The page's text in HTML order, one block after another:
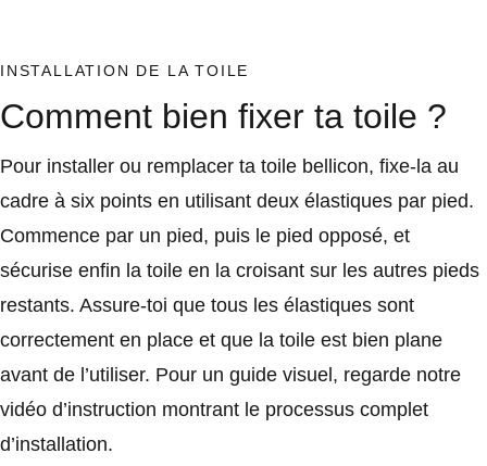
INSTALLATION DE LA TOILE
Comment bien fixer ta toile ?
Pour installer ou remplacer ta toile bellicon, fixe-la au
cadre à six points en utilisant deux élastiques par pied.
Commence par un pied, puis le pied opposé, et
sécurise enfin la toile en la croisant sur les autres pieds
restants. Assure-toi que tous les élastiques sont
correctement en place et que la toile est bien plane
avant de l’utiliser. Pour un guide visuel, regarde notre
vidéo d’instruction montrant le processus complet
d’installation.